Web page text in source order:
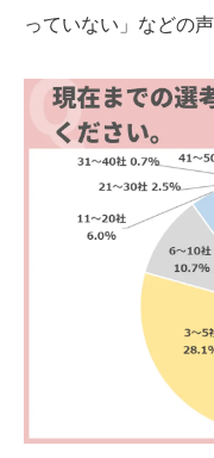
っていない」などの